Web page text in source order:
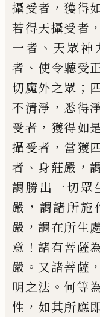
攝受者 ， 獲得
若得天攝受者 ，
一者 、 天眾神
者 、 使令聽受
切魔外之眾 ；
不清淨 ， 悉得
受者 ， 獲得如
攝受者 ， 當獲
者 、 身莊嚴 ，
謂勝出一切眾
嚴 ， 謂諸所施
嚴 ，謂在所生
意 ！諸有菩薩
嚴 。 又諸菩薩 ，
明之法 。何等
性 ， 如其所應